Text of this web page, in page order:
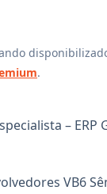
.
– ERP
VB6